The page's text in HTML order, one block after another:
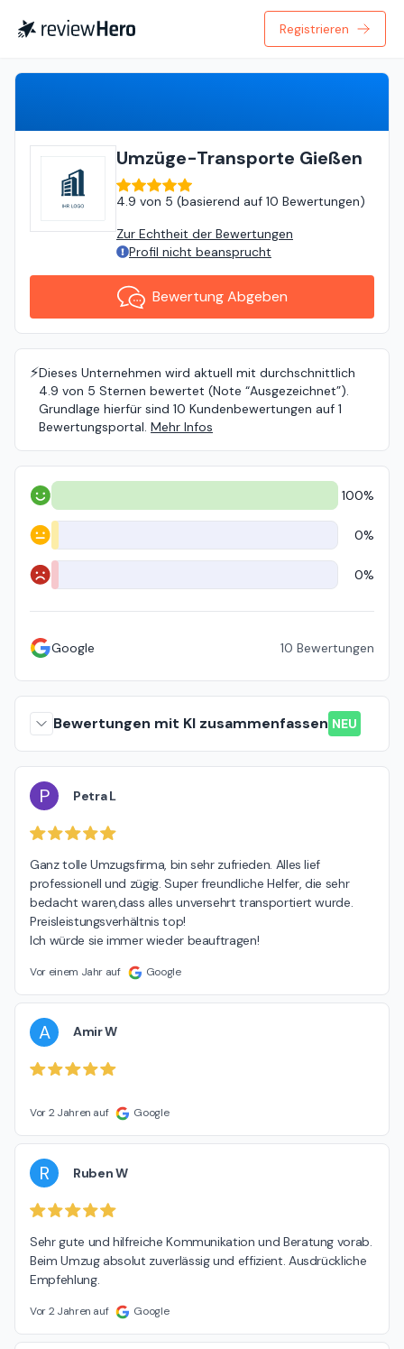
Registrieren
Umzüge-Transporte Gießen
4.9 von 5 (basierend auf 10 Bewertungen)
Zur Echtheit der Bewertungen
Profil nicht beansprucht
Bewertung Abgeben
⚡️Dieses Unternehmen wird aktuell mit durchschnittlich
4.9 von 5 Sternen bewertet (Note “Ausgezeichnet”).
Grundlage hierfür sind 10 Kundenbewertungen auf 1
Bewertungsportal. Mehr Infos
Positiv 100%
Neutral 0%
Negativ 0%
Google 10 Bewertungen
Bewertungen mit KI zusammenfassen NEU
P Petra L
Ganz tolle Umzugsfirma, bin sehr zufrieden. Alles lief
professionell und zügig. Super freundliche Helfer, die sehr
bedacht waren,dass alles unversehrt transportiert wurde.
Preisleistungsverhältnis top!
Ich würde sie immer wieder beauftragen!
Vor einem Jahr auf Google
A Amir W
Vor 2 Jahren auf Google
R Ruben W
Sehr gute und hilfreiche Kommunikation und Beratung vorab.
Beim Umzug absolut zuverlässig und effizient. Ausdrückliche
Empfehlung.
Vor 2 Jahren auf Google